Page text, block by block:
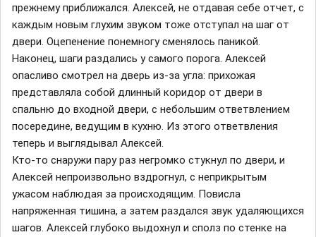
прежнему приближался. Алексей, не отдавая себе отчет, с
каждым новым глухим звуком тоже отступал на шаг от
двери. Оцепенение понемногу сменялось паникой.
Наконец, шаги раздались у самого порога. Алексей
опасливо смотрел на дверь из-за угла: прихожая
представляла собой длинный коридор от двери в
спальню до входной двери, с небольшим ответвлением
посередине, ведущим в кухню. Из этого ответвления
теперь и выглядывал Алексей.
Кто-то снаружи пару раз негромко стукнул по двери, и
Алексей непроизвольно вздрогнул, с неприкрытым
ужасом наблюдая за происходящим. Повисла
напряженная тишина, а затем раздался звук удаляющихся
шагов. Алексей глубоко выдохнул и сполз по стенке на